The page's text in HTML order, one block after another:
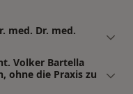
med. Dr. med.
Volker Bartella
ohne die Praxis zu